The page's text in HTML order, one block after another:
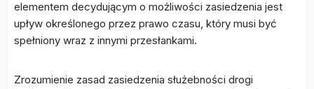
elementem decydującym o możliwości zasiedzenia jest
upływ określonego przez prawo czasu, który musi być
spełniony wraz z innymi przesłankami.
Zrozumienie zasad zasiedzenia służebności drogi